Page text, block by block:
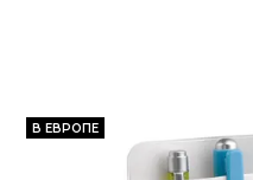
В ЕВРОПЕ